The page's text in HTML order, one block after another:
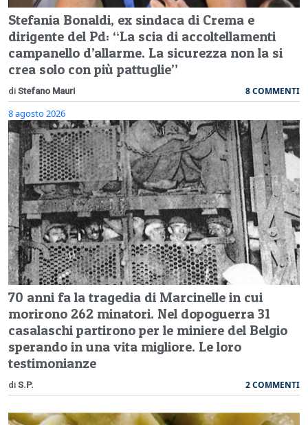
Stefania Bonaldi, ex sindaca di Crema e
dirigente del Pd: “La scia di accoltellamenti
campanello d’allarme. La sicurezza non la si
crea solo con più pattuglie”
di Stefano Mauri 8 COMMENTI
8 agosto 2026
70 anni fa la tragedia di Marcinelle in cui
morirono 262 minatori. Nel dopoguerra 31
casalaschi partirono per le miniere del Belgio
sperando in una vita migliore. Le loro
testimonianze
di S.P. 2 COMMENTI